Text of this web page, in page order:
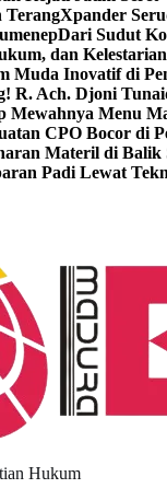
TerangXpander
Dari Sudut
dan
Muda Inovatif di
R. Ach. Djoni
Mewahnya Menu
CPO Bocor di
Materil di Balik
Padi Lewat
Hukum